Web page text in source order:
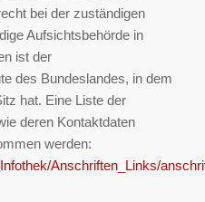
bei der zuständigen
Aufsichtsbehörde in
ist der
des Bundeslandes, in dem
hat. Eine Liste der
deren Kontaktdaten
werden:
Anschriften_Links/